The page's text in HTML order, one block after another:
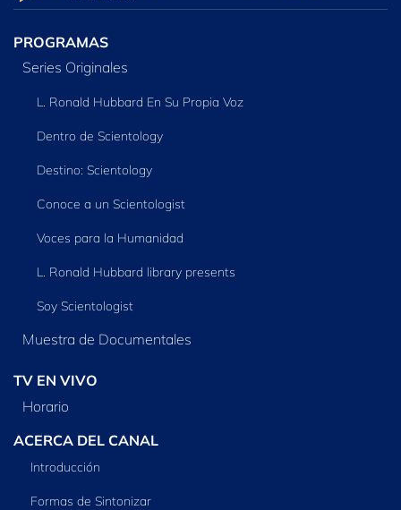
PROGRAMAS
Series Originales
L. Ronald Hubbard En Su Propia Voz
Dentro de Scientology
Destino: Scientology
Conoce a un Scientologist
Voces para la Humanidad
L. Ronald Hubbard library presents
Soy Scientologist
Muestra de Documentales
TV EN VIVO
Horario
ACERCA DEL CANAL
Introducción
Formas de Sintonizar